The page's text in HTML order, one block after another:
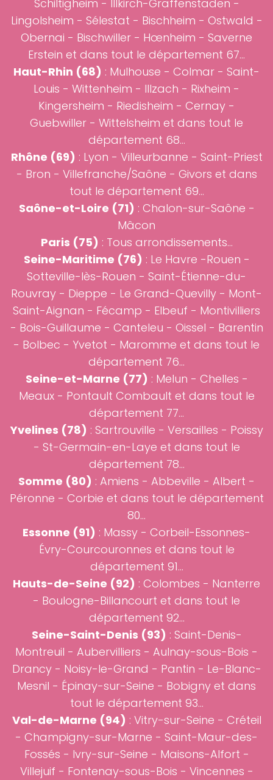
Schiltigheim - Illkirch-Graffenstaden -
Lingolsheim - Sélestat - Bischheim - Ostwald -
Obernai - Bischwiller - Hœnheim - Saverne
Erstein et dans tout le département 67...
Haut-Rhin (68) : Mulhouse - Colmar - Saint-
Louis - Wittenheim - Illzach - Rixheim -
Kingersheim - Riedisheim - Cernay -
Guebwiller - Wittelsheim et dans tout le
département 68...
Rhône (69) : Lyon - Villeurbanne - Saint-Priest
- Bron - Villefranche/Saône - Givors et dans
tout le département 69...
Saône-et-Loire (71) : Chalon-sur-Saône -
Mâcon
Paris (75) : Tous arrondissements...
Seine-Maritime (76) : Le Havre -Rouen -
Sotteville-lès-Rouen - Saint-Étienne-du-
Rouvray - Dieppe - Le Grand-Quevilly - Mont-
Saint-Aignan - Fécamp - Elbeuf - Montivilliers
- Bois-Guillaume - Canteleu - Oissel - Barentin
- Bolbec - Yvetot - Maromme et dans tout le
département 76...
Seine-et-Marne (77) : Melun - Chelles -
Meaux - Pontault Combault et dans tout le
département 77...
Yvelines (78) : Sartrouville - Versailles - Poissy
- St-Germain-en-Laye et dans tout le
département 78...
Somme (80) : Amiens - Abbeville - Albert -
Péronne - Corbie et dans tout le département
80...
Essonne (91) : Massy - Corbeil-Essonnes-
Évry-Courcouronnes et dans tout le
département 91...
Hauts-de-Seine (92) : Colombes - Nanterre
- Boulogne-Billancourt et dans tout le
département 92...
Seine-Saint-Denis (93) : Saint-Denis-
Montreuil - Aubervilliers - Aulnay-sous-Bois -
Drancy - Noisy-le-Grand - Pantin - Le-Blanc-
Mesnil - Épinay-sur-Seine - Bobigny et dans
tout le département 93...
Val-de-Marne (94) : Vitry-sur-Seine - Créteil
- Champigny-sur-Marne - Saint-Maur-des-
Fossés - Ivry-sur-Seine - Maisons-Alfort -
Villejuif - Fontenay-sous-Bois - Vincennes -